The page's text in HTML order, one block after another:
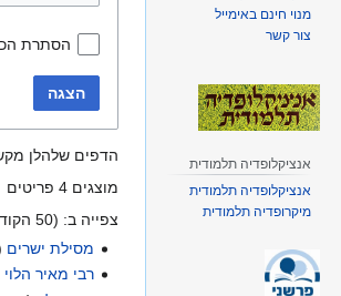
הסתרת
הצגה
הדפים שלהלן
מוצגים 4 פריטים
צפייה ב: (50 הקודמים
מסילת ישרים
רבי מאיר
מנוי חינם באימייל
צור קשר
אנציקלופדיה תלמודית
אנציקלופדיה תלמודית
מיקרופדיה תלמודית